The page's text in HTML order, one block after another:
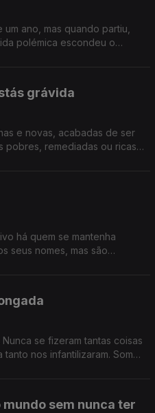
ano, mas quando partiu,
polémica escondeu o
grávida
e novas, acabadas de ser
pobres, remediadas ou ricas.
há quem se mantenha
seus nomes, mas são
se fizeram tantas coisas
nos infantilizaram. Somos
sem nunca ter